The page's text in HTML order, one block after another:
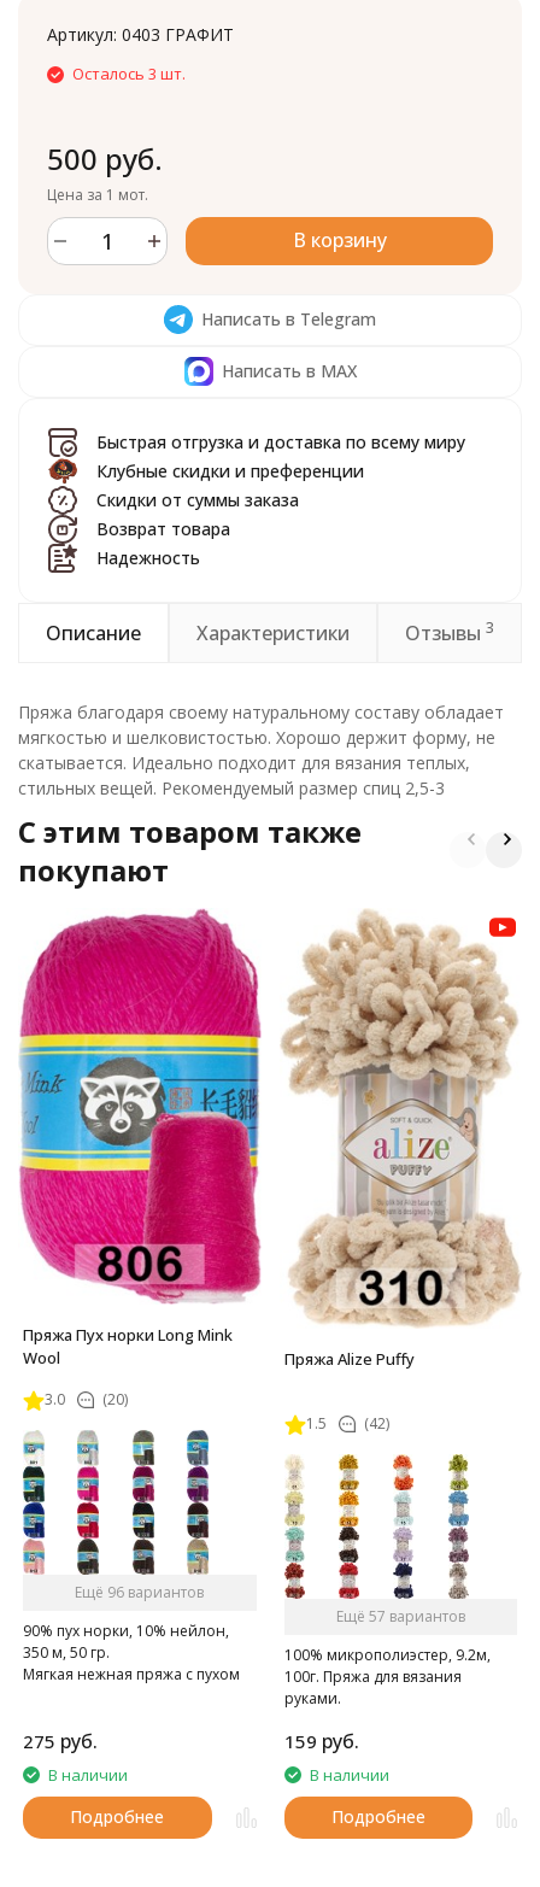
Артикул: 0403 ГРАФИТ
Осталось 3 шт.
500 руб.
Цена за 1 мот.
В корзину
Написать в Telegram
Написать в MAX
Быстрая отгрузка и доставка по всему миру
Клубные скидки и преференции
Скидки от суммы заказа
Возврат товара
Надежность
Описание Характеристики Отзывы 3
Пряжа благодаря своему натуральному составу обладает
мягкостью и шелковистостью. Хорошо держит форму, не
скатывается. Идеально подходит для вязания теплых,
стильных вещей. Рекомендуемый размер спиц 2,5-3
C этим товаром также
покупают
Пряжа Пух норки Long Mink
Wool
3.0 (20)
Ещё 96 вариантов
90% пух норки, 10% нейлон,
350 м, 50 гр.
Мягкая нежная пряжа с пухом
275 руб.
В наличии
Подробнее
Пряжа Alize Puffy
1.5 (42)
Ещё 57 вариантов
100% микрополиэстер, 9.2м,
100г. Пряжа для вязания
руками.
159 руб.
В наличии
Подробнее